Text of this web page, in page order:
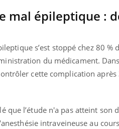
mal épileptique :
s’est stoppé chez 80
du médicament.
cette complication
que l’étude n'a pas atteint
intraveineuse au